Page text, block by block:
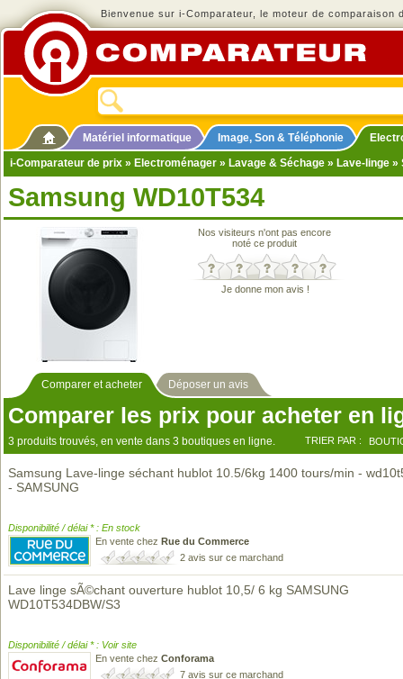
Bienvenue sur i-Comparateur, le moteur de comparaison
Matériel informatique Image, Son & Téléphonie
i-Comparateur de prix » Electroménager » Lavage & Séchage » Lave-linge »
Samsung WD10T534
Nos visiteurs n'ont pas encore
noté ce produit
Je donne mon avis !
Comparer et acheter Déposer un avis
Comparer les prix pour acheter en
3 produits trouvés, en vente dans 3 boutiques en ligne. TRIER PAR :
Samsung Lave-linge séchant hublot 10.5/6kg 1400 tours/min -
- SAMSUNG
Disponibilité / délai * : En stock
En vente chez Rue du Commerce
2 avis sur ce marchand
Lave linge sÃ©chant ouverture hublot 10,5/ 6 kg SAMSUNG
WD10T534DBW/S3
Disponibilité / délai * : Voir site
En vente chez Conforama
7 avis sur ce marchand